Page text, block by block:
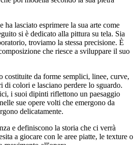
ha lasciato esprimere la sua arte come
si è dedicato alla pittura su tela. Sia
troviamo la stessa precisione. È
che riesce a sviluppare il suo
costituite da forme semplici, linee, curve,
di colori e lasciano perdere lo sguardo.
i suoi dipinti riflettono un paesaggio
sue opere volti che emergono da
delicatamente.
e definiscono la storia che ci verrà
a giocare con le aree piatte, le texture o